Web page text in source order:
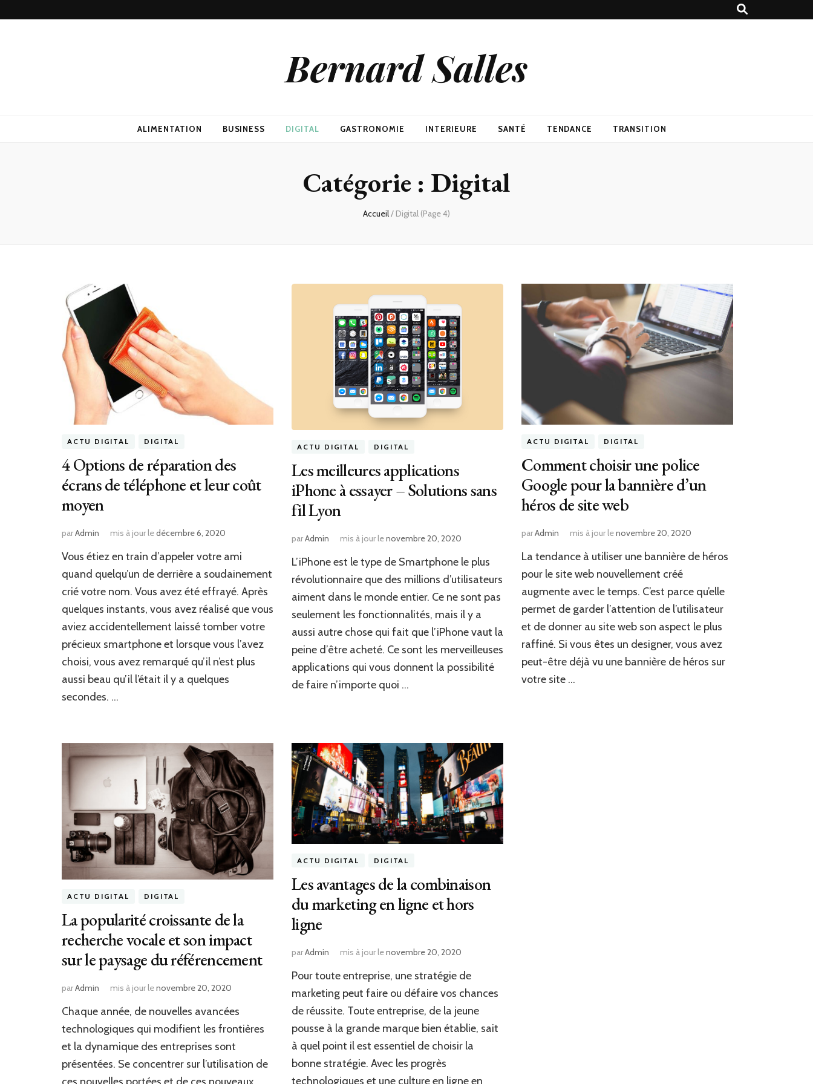
Bernard Salles
ALIMENTATION BUSINESS DIGITAL GASTRONOMIE INTERIEURE SANTÉ TENDANCE TRANSITION
Catégorie : Digital
Accueil/ Digital (Page 4)
ACTU DIGITAL DIGITAL
4 Options de réparation des
écrans de téléphone et leur coût
moyen
parAdmin mis à jour ledécembre 6, 2020
Vous étiez en train d’appeler votre ami
quand quelqu’un de derrière a soudainement
crié votre nom. Vous avez été effrayé. Après
quelques instants, vous avez réalisé que vous
aviez accidentellement laissé tomber votre
précieux smartphone et lorsque vous l’avez
choisi, vous avez remarqué qu’il n’est plus
aussi beau qu’il l’était il y a quelques
secondes. …
ACTU DIGITAL DIGITAL
Les meilleures applications
iPhone à essayer – Solutions sans
fil Lyon
parAdmin mis à jour lenovembre 20, 2020
L’iPhone est le type de Smartphone le plus
révolutionnaire que des millions d’utilisateurs
aiment dans le monde entier. Ce ne sont pas
seulement les fonctionnalités, mais il y a
aussi autre chose qui fait que l’iPhone vaut la
peine d’être acheté. Ce sont les merveilleuses
applications qui vous donnent la possibilité
de faire n’importe quoi …
ACTU DIGITAL DIGITAL
Comment choisir une police
Google pour la bannière d’un
héros de site web
parAdmin mis à jour lenovembre 20, 2020
La tendance à utiliser une bannière de héros
pour le site web nouvellement créé
augmente avec le temps. C’est parce qu’elle
permet de garder l’attention de l’utilisateur
et de donner au site web son aspect le plus
raffiné. Si vous êtes un designer, vous avez
peut-être déjà vu une bannière de héros sur
votre site …
ACTU DIGITAL DIGITAL
La popularité croissante de la
recherche vocale et son impact
sur le paysage du référencement
parAdmin mis à jour lenovembre 20, 2020
Chaque année, de nouvelles avancées
technologiques qui modifient les frontières
et la dynamique des entreprises sont
présentées. Se concentrer sur l’utilisation de
ACTU DIGITAL DIGITAL
Les avantages de la combinaison
du marketing en ligne et hors
ligne
parAdmin mis à jour lenovembre 20, 2020
Pour toute entreprise, une stratégie de
marketing peut faire ou défaire vos chances
de réussite. Toute entreprise, de la jeune
pousse à la grande marque bien établie, sait
à quel point il est essentiel de choisir la
bonne stratégie. Avec les progrès
technologiques et une culture en ligne en